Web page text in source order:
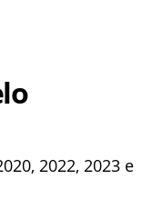
2022, 2023 e